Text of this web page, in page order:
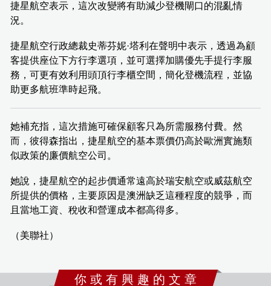
捷星航空表示，這次改變將有助減少登機閘口的混亂情
況。
捷星航空行政總裁史蒂芬妮·塔利在聲明中表示，透過為顧
客提供座位下方行李選項，並可選擇加購優先手提行李服
務，可更有效利用頭頂行李櫃空間，簡化登機流程，並協
助更多航班準時起飛。
她補充指，這次措施可確保顧客只為所需服務付費。然
而，彼得森指出，捷星航空的基本票價仍高於歐洲實施類
似政策的廉價航空公司。
她說，捷星航空的起步價通常遠高於瑞安航空或威茲航空
所提供的價格，主要原因是澳洲缺乏這種程度的競爭，而
且當地工資、稅收和營運成本都高得多。
（美聯社）
你 或 有 興 趣 的 文 章